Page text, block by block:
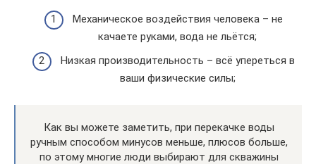
Механическое воздействия человека – не
качаете руками, вода не льётся;
Низкая производительность – всё упереться в
ваши физические силы;
Как вы можете заметить, при перекачке воды
ручным способом минусов меньше, плюсов больше,
по этому многие люди выбирают для скважины